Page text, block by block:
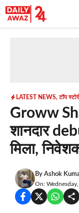
Skip
to
LATEST NEWS,टॉप
Groww
शानदार
मिला,
By Ashok
On: